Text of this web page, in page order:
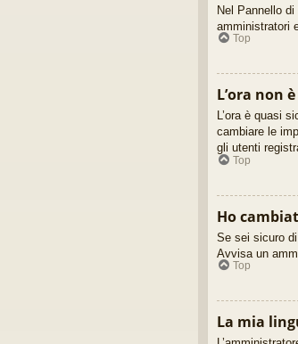
Nel Pannello
amministratori
Top
L’ora non
L’ora è quasi
cambiare le
gli utenti
Top
Ho
Se sei sicuro
Avvisa un
Top
La mia